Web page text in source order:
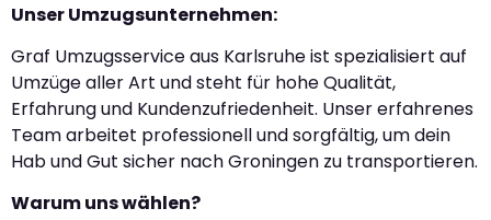
Unser Umzugsunternehmen:
Graf Umzugsservice aus Karlsruhe ist spezialisiert auf
Umzüge aller Art und steht für hohe Qualität,
Erfahrung und Kundenzufriedenheit. Unser erfahrenes
Team arbeitet professionell und sorgfältig, um dein
Hab und Gut sicher nach Groningen zu transportieren.
Warum uns wählen?